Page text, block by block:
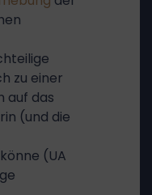
zu einer
auf das
(und die
(UA